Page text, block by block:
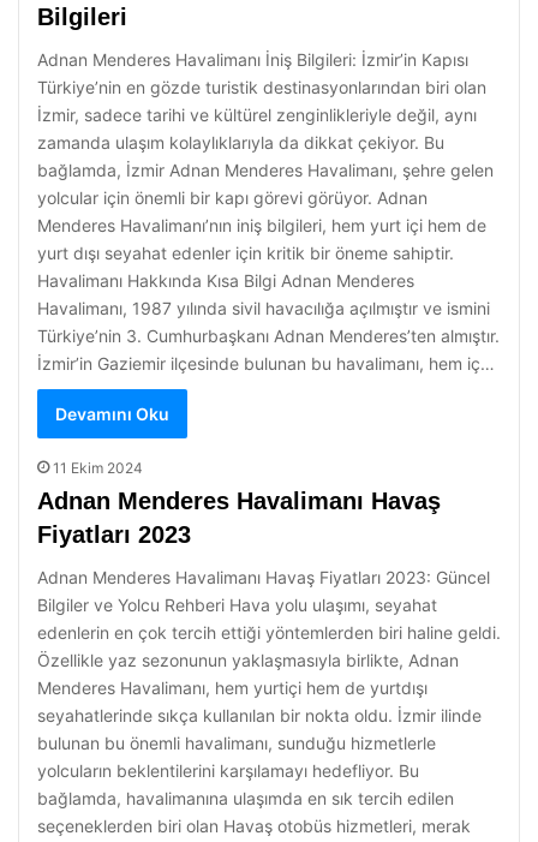
Bilgileri
Adnan Menderes Havalimanı İniş Bilgileri: İzmir’in Kapısı
Türkiye’nin en gözde turistik destinasyonlarından biri olan
İzmir, sadece tarihi ve kültürel zenginlikleriyle değil, aynı
zamanda ulaşım kolaylıklarıyla da dikkat çekiyor. Bu
bağlamda, İzmir Adnan Menderes Havalimanı, şehre gelen
yolcular için önemli bir kapı görevi görüyor. Adnan
Menderes Havalimanı’nın iniş bilgileri, hem yurt içi hem de
yurt dışı seyahat edenler için kritik bir öneme sahiptir.
Havalimanı Hakkında Kısa Bilgi Adnan Menderes
Havalimanı, 1987 yılında sivil havacılığa açılmıştır ve ismini
Türkiye’nin 3. Cumhurbaşkanı Adnan Menderes’ten almıştır.
İzmir’in Gaziemir ilçesinde bulunan bu havalimanı, hem iç…
Devamını Oku
11 Ekim 2024
Adnan Menderes Havalimanı Havaş
Fiyatları 2023
Adnan Menderes Havalimanı Havaş Fiyatları 2023: Güncel
Bilgiler ve Yolcu Rehberi Hava yolu ulaşımı, seyahat
edenlerin en çok tercih ettiği yöntemlerden biri haline geldi.
Özellikle yaz sezonunun yaklaşmasıyla birlikte, Adnan
Menderes Havalimanı, hem yurtiçi hem de yurtdışı
seyahatlerinde sıkça kullanılan bir nokta oldu. İzmir ilinde
bulunan bu önemli havalimanı, sunduğu hizmetlerle
yolcuların beklentilerini karşılamayı hedefliyor. Bu
bağlamda, havalimanına ulaşımda en sık tercih edilen
seçeneklerden biri olan Havaş otobüs hizmetleri, merak